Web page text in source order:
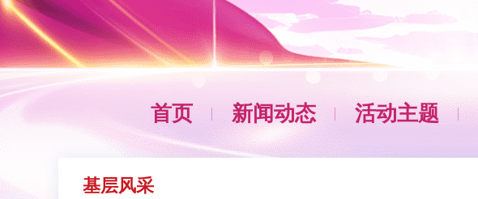
首页 新闻动态 活动主题
基层风采